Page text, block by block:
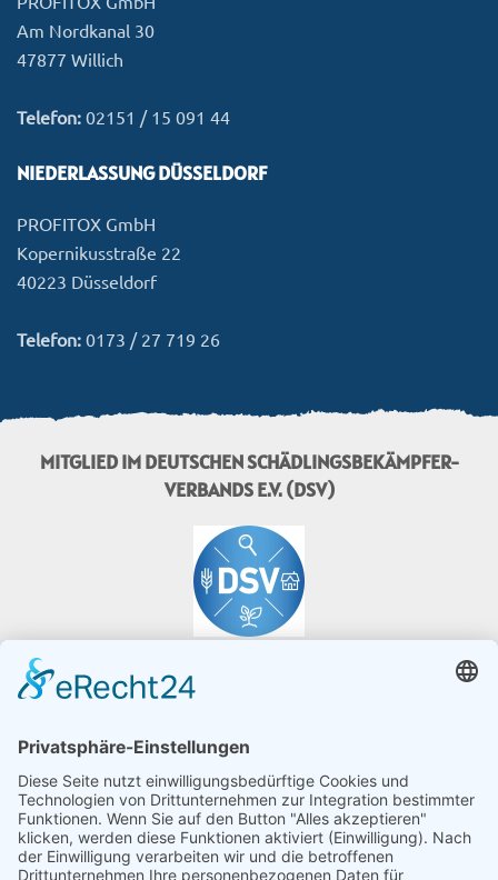
Am Nordkanal 30
47877 Willich
Telefon: 02151 / 15 091 44
NIEDERLASSUNG DÜSSELDORF
PROFITOX GmbH
Kopernikusstraße 22
40223 Düsseldorf
Telefon: 0173 / 27 719 26
MITGLIED IM DEUTSCHEN SCHÄDLINGSBEKÄMPFER-
VERBANDS E.V. (DSV)
MITGLIED IM PROGRAMM "FAIRE WESPE"